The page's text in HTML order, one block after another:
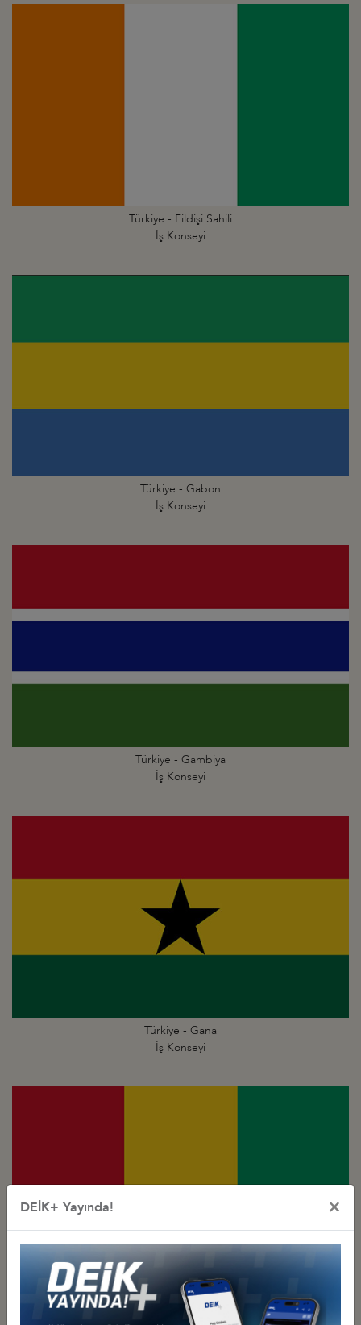
Türkiye - Fildişi Sahili
İş Konseyi
Türkiye - Gabon
İş Konseyi
Türkiye - Gambiya
İş Konseyi
Türkiye - Gana
İş Konseyi
Türkiye - Gine
İş Konseyi
DEİK+ Yayında! ×